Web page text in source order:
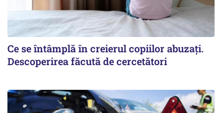
Ce se întâmplă în creierul copiilor abuzați.
Descoperirea făcută de cercetători